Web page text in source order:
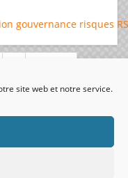
site web et notre service.
gouvernance risques